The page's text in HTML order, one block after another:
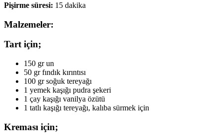
Pişirme süresi: 15 dakika
Malzemeler:
Tart için;
150 gr un
50 gr fındık kırıntısı
100 gr soğuk tereyağı
1 yemek kaşığı pudra şekeri
1 çay kaşığı vanilya özütü
1 tatlı kaşığı tereyağı, kalıba sürmek için
Kreması için;